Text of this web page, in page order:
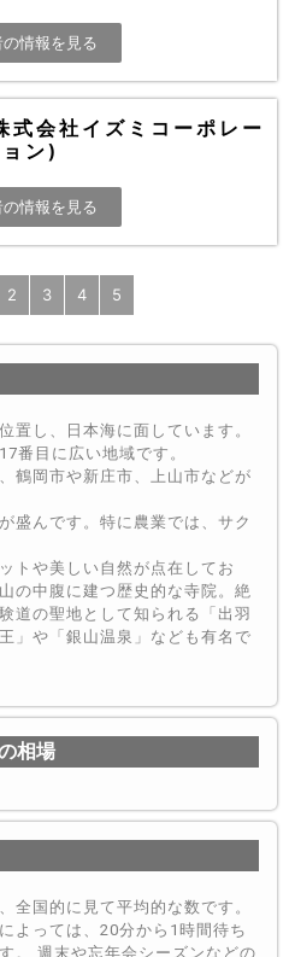
の情報を見る
式会社イズミコーポレー
ン)
の情報を見る
2 3 4 5
置し、日本海に面しています。
番目に広い地域です。
鶴岡市や新庄市、上山市などが
盛んです。特に農業では、サク
トや美しい自然が点在してお
の中腹に建つ歴史的な寺院。絶
道の聖地として知られる「出羽
」や「銀山温泉」なども有名で
相場
全国的に見て平均的な数です。
よっては、20分から1時間待ち
。 週末や忘年会シーズンなどの